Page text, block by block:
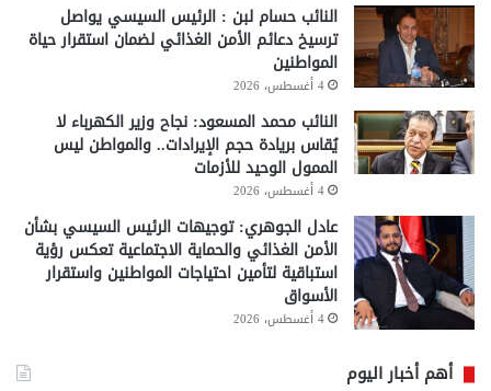
النائب حسام لبن : الرئيس السيسي يواصل
ترسيخ دعائم الأمن الغذائي لضمان استقرار حياة
المواطنين
4 أغسطس، 2026
النائب محمد المسعود: نجاح وزير الكهرباء لا
يُقاس بريادة حجم الإيرادات.. والمواطن ليس
الممول الوحيد للأزمات
4 أغسطس، 2026
عادل الجوهري: توجيهات الرئيس السيسي بشأن
الأمن الغذائي والحماية الاجتماعية تعكس رؤية
استباقية لتأمين احتياجات المواطنين واستقرار
الأسواق
4 أغسطس، 2026
أهم أخبار اليوم